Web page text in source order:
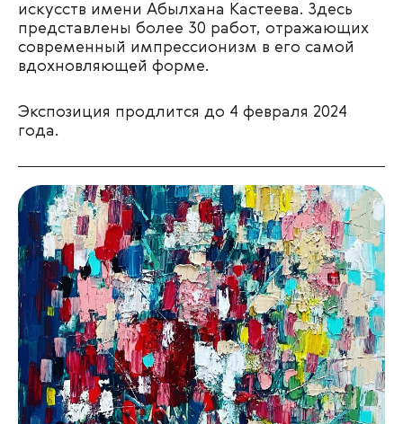
искусств имени Абылхана Кастеева. Здесь
представлены более 30 работ, отражающих
современный импрессионизм в его самой
вдохновляющей форме.
Экспозиция продлится до 4 февраля 2024
года.